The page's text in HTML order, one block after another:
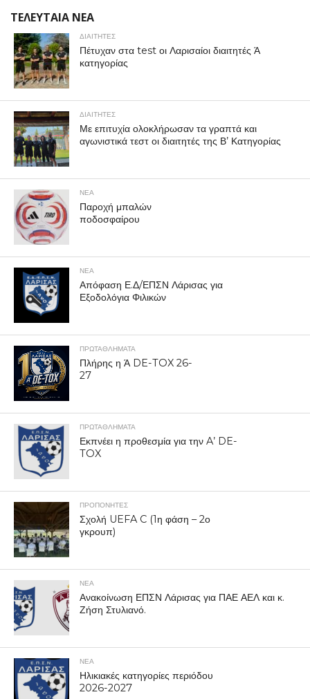
ΤΕΛΕΥΤΑΙΑ ΝΕΑ
ΔΙΑΙΤΗΤΕΣ
Πέτυχαν στα test οι Λαρισαίοι διαιτητές Ά
κατηγορίας
ΔΙΑΙΤΗΤΕΣ
Με επιτυχία ολοκλήρωσαν τα γραπτά και
αγωνιστικά τεστ οι διαιτητές της Β’ Κατηγορίας
ΝΕΑ
Παροχή μπαλών
ποδοσφαίρου
ΝΕΑ
Απόφαση Ε.Δ/ΕΠΣΝ Λάρισας για
Εξοδολόγια Φιλικών
ΠΡΩΤΑΘΛΉΜΑΤΑ
Πλήρης η Ά DE-TOX 26-
27
ΠΡΩΤΑΘΛΉΜΑΤΑ
Εκπνέει η προθεσμία για την A’ DE-
TOX
ΠΡΟΠΟΝΗΤΈΣ
Σχολή UEFA C (1η φάση – 2ο
γκρουπ)
ΝΕΑ
Ανακοίνωση ΕΠΣΝ Λάρισας για ΠΑΕ ΑΕΛ και κ.
Ζήση Στυλιανό.
ΝΕΑ
Ηλικιακές κατηγορίες περιόδου
2026-2027